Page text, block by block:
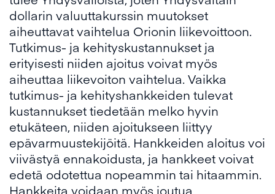
dollarin valuuttakurssin muutokset
aiheuttavat vaihtelua Orionin liikevoittoon.
Tutkimus- ja kehityskustannukset ja
erityisesti niiden ajoitus voivat myös
aiheuttaa liikevoiton vaihtelua. Vaikka
tutkimus- ja kehityshankkeiden tulevat
kustannukset tiedetään melko hyvin
etukäteen, niiden ajoitukseen liittyy
epävarmuustekijöitä. Hankkeiden aloitus voi
viivästyä ennakoidusta, ja hankkeet voivat
edetä odotettua nopeammin tai hitaammin.
Hankkeita voidaan myös joutua